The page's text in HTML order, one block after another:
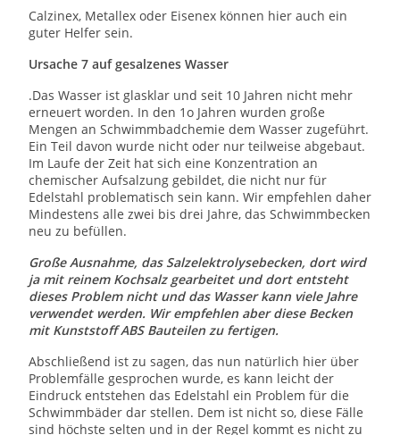
Calzinex, Metallex oder Eisenex können hier auch ein
guter Helfer sein.
Ursache 7 auf gesalzenes Wasser
.Das Wasser ist glasklar und seit 10 Jahren nicht mehr
erneuert worden. In den 1o Jahren wurden große
Mengen an Schwimmbadchemie dem Wasser zugeführt.
Ein Teil davon wurde nicht oder nur teilweise abgebaut.
Im Laufe der Zeit hat sich eine Konzentration an
chemischer Aufsalzung gebildet, die nicht nur für
Edelstahl problematisch sein kann. Wir empfehlen daher
Mindestens alle zwei bis drei Jahre, das Schwimmbecken
neu zu befüllen.
Große Ausnahme, das Salzelektrolysebecken, dort wird
ja mit reinem Kochsalz gearbeitet und dort entsteht
dieses Problem nicht und das Wasser kann viele Jahre
verwendet werden. Wir empfehlen aber diese Becken
mit Kunststoff ABS Bauteilen zu fertigen.
Abschließend ist zu sagen, das nun natürlich hier über
Problemfälle gesprochen wurde, es kann leicht der
Eindruck entstehen das Edelstahl ein Problem für die
Schwimmbäder dar stellen. Dem ist nicht so, diese Fälle
sind höchste selten und in der Regel kommt es nicht zu